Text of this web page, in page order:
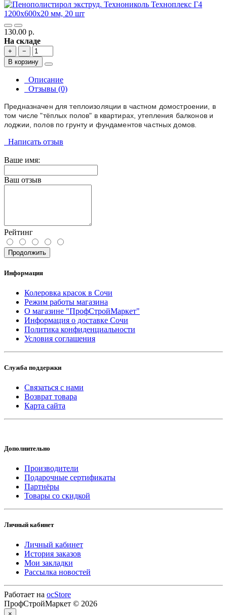
130.00 р.
На складе
+
−
В корзину
Описание
Отзывы (0)
Предназначен для теплоизоляции в частном домостроении, в
том числе "тёплых полов" в квартирах, утепления балконов и
лоджии, полов по грунту и фундаментов частных домов.
Написать отзыв
Ваше имя:
Ваш отзыв
Рейтинг
Продолжить
Информация
Колеровка красок в Сочи
Режим работы магазина
О магазине "ПрофСтройМаркет"
Информация о доставке Сочи
Политика конфиденциальности
Условия соглашения
Служба поддержки
Связаться с нами
Возврат товара
Карта сайта
Дополнительно
Производители
Подарочные сертификаты
Партнёры
Товары со скидкой
Личный кабинет
Личный кабинет
История заказов
Мои закладки
Рассылка новостей
Работает на ocStore
ПрофСтройМаркет © 2026